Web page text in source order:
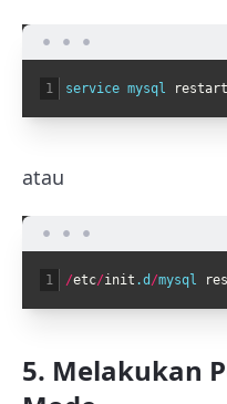
1 service mysql restart
atau
1 /etc/init .d /mysql
5. Melakukan